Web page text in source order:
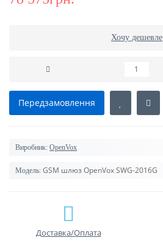
Хочу дешевле
Передзамовлення
Виробник: OpenVox
Модель: GSM шлюз OpenVox SWG-2016G
Доставка/Оплата